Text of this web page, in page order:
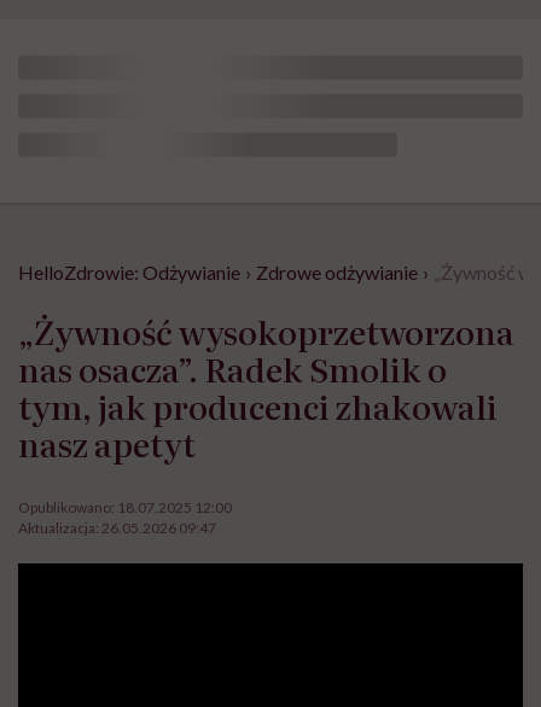
HelloZdrowie: Odżywianie › Zdrowe odżywianie › „Żywność
„Żywność wysokoprzetworzona
nas osacza”. Radek Smolik o
tym, jak producenci zhakowali
nasz apetyt
Opublikowano: 18.07.2025 12:00
Aktualizacja: 26.05.2026 09:47